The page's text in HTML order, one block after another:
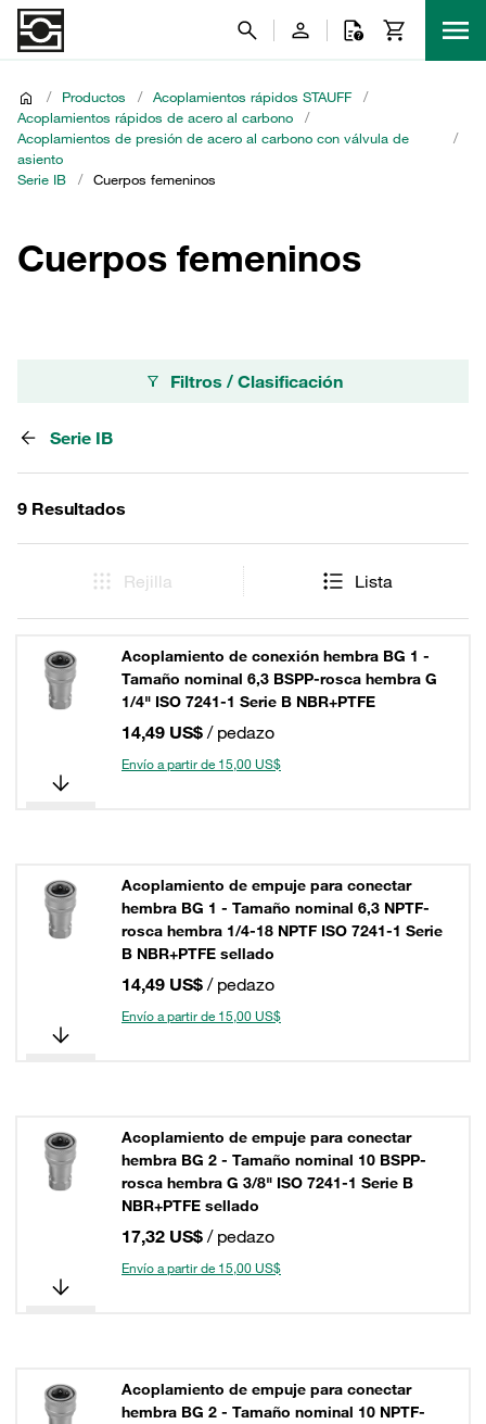
/ Productos / Acoplamientos rápidos STAUFF
/
Acoplamientos rápidos de acero al carbono
/
Acoplamientos de presión de acero al carbono con válvula de
asiento
/
Serie IB / Cuerpos femeninos
Cuerpos femeninos
Filtros / Clasificación
Serie IB
9 Resultados
Rejilla Lista
Acoplamiento de conexión hembra BG 1 -
Tamaño nominal 6,3 BSPP-rosca hembra G
1/4" ISO 7241-1 Serie B NBR+PTFE
14,49 US$ / pedazo
Envío a partir de 15,00 US$
Acoplamiento de empuje para conectar
hembra BG 1 - Tamaño nominal 6,3 NPTF-
rosca hembra 1/4-18 NPTF ISO 7241-1 Serie
B NBR+PTFE sellado
14,49 US$ / pedazo
Envío a partir de 15,00 US$
Acoplamiento de empuje para conectar
hembra BG 2 - Tamaño nominal 10 BSPP-
rosca hembra G 3/8" ISO 7241-1 Serie B
NBR+PTFE sellado
17,32 US$ / pedazo
Envío a partir de 15,00 US$
Acoplamiento de empuje para conectar
hembra BG 2 - Tamaño nominal 10 NPTF-